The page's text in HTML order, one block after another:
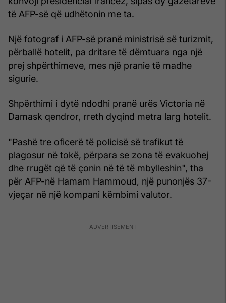
të AFP-së që udhëtonin me ta.
Një fotograf i AFP-së pranë ministrisë së turizmit,
përballë hotelit, pa dritare të dëmtuara nga një
prej shpërthimeve, mes një pranie të madhe
sigurie.
Shpërthimi i dytë ndodhi pranë urës Victoria në
Damask qendror, rreth dyqind metra larg hotelit.
"Pashë tre oficerë të policisë së trafikut të
plagosur në tokë, përpara se zona të evakuohej
dhe rrugët që të çonin në të të mbylleshin", tha
për AFP-në Hamam Hammoud, një punonjës 37-
vjeçar në një kompani këmbimi valutor.